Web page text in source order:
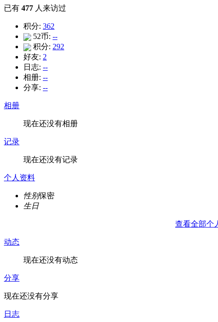
已有 477 人来访过
积分: 362
52币: --
积分: 292
好友: 2
日志: --
相册: --
分享: --
相册
现在还没有相册
记录
现在还没有记录
个人资料
性别保密
生日
查看全部个
动态
现在还没有动态
分享
现在还没有分享
日志